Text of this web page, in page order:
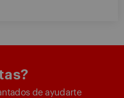
de ayudarte